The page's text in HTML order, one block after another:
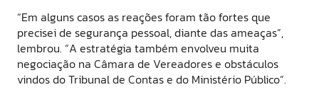
“Em alguns casos as reações foram tão fortes que
precisei de segurança pessoal, diante das ameaças”,
lembrou. “A estratégia também envolveu muita
negociação na Câmara de Vereadores e obstáculos
vindos do Tribunal de Contas e do Ministério Público”.